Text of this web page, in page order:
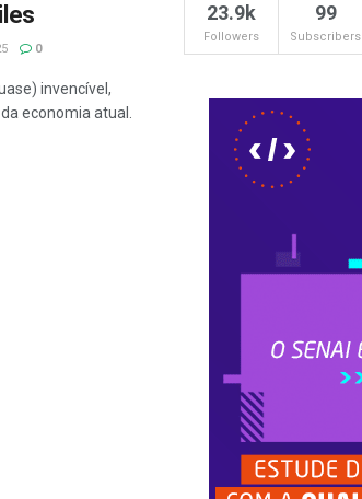
0
invencível,
economia atual.
23.9k
Followers
99
Subscribers